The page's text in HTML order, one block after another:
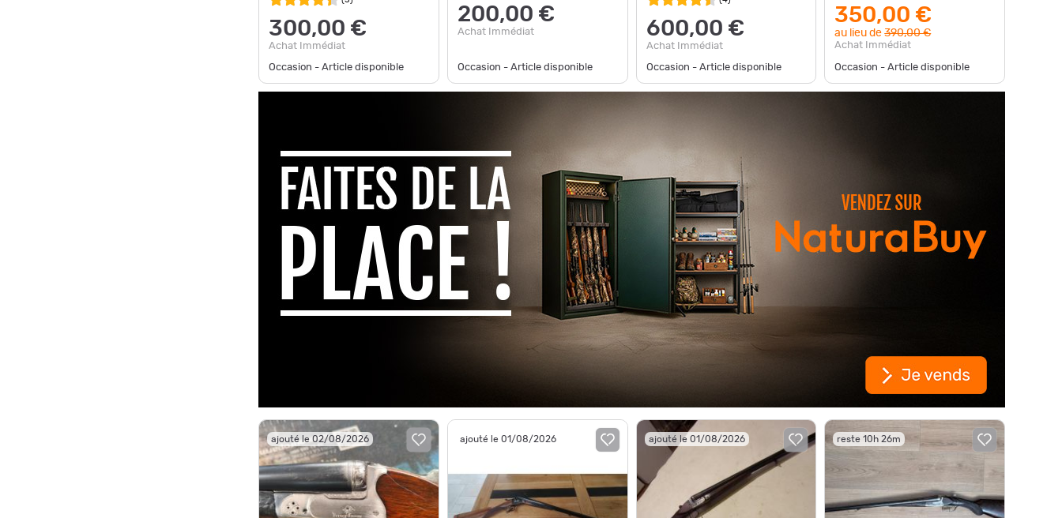
300,00 €
Achat Immédiat
Occasion - Article disponible
200,00 €
Achat Immédiat
Occasion - Article disponible
600,00 €
Achat Immédiat
Occasion - Article disponible
350,00 €
au lieu de390,00 €
Achat Immédiat
Occasion - Article disponible
ajouté le 02/08/2026 ajouté le 01/08/2026 ajouté le 01/08/2026 reste 10h 26m